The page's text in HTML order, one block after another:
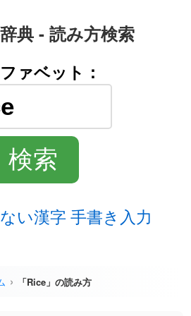
典 - 読み方検索
ァベット：
い漢字 手書き入力
「Rice」の読み方